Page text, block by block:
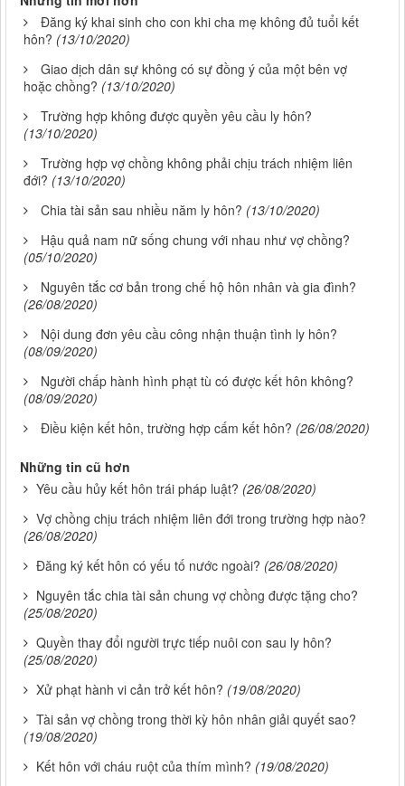
Đăng ký khai sinh cho con khi cha mẹ không đủ tuổi kết
hôn? (13/10/2020)
Giao dịch dân sự không có sự đồng ý của một bên vợ
hoặc chồng? (13/10/2020)
Trường hợp không được quyền yêu cầu ly hôn?
(13/10/2020)
Trường hợp vợ chồng không phải chịu trách nhiệm liên
đới? (13/10/2020)
Chia tài sản sau nhiều năm ly hôn? (13/10/2020)
Hậu quả nam nữ sống chung với nhau như vợ chồng?
(05/10/2020)
Nguyên tắc cơ bản trong chế hộ hôn nhân và gia đình?
(26/08/2020)
Nội dung đơn yêu cầu công nhận thuận tình ly hôn?
(08/09/2020)
Người chấp hành hình phạt tù có được kết hôn không?
(08/09/2020)
Điều kiện kết hôn, trường hợp cấm kết hôn? (26/08/2020)
Những tin cũ hơn
Yêu cầu hủy kết hôn trái pháp luật? (26/08/2020)
Vợ chồng chịu trách nhiệm liên đới trong trường hợp nào?
(26/08/2020)
Đăng ký kết hôn có yếu tố nước ngoài? (26/08/2020)
Nguyên tắc chia tài sản chung vợ chồng được tặng cho?
(25/08/2020)
Quyền thay đổi người trực tiếp nuôi con sau ly hôn?
(25/08/2020)
Xử phạt hành vi cản trở kết hôn? (19/08/2020)
Tài sản vợ chồng trong thời kỳ hôn nhân giải quyết sao?
(19/08/2020)
Kết hôn với cháu ruột của thím mình? (19/08/2020)